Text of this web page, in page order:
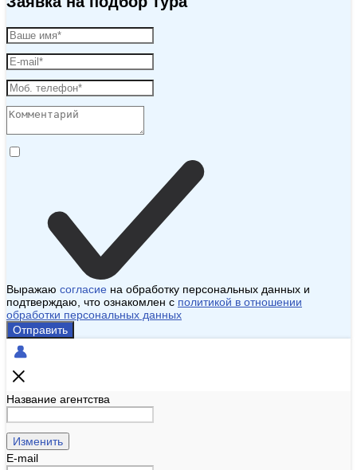
Выражаю согласие на обработку персональных данных и
подтверждаю, что ознакомлен с политикой в отношении
обработки персональных данных
Отправить
Название агентства
Изменить
E-mail